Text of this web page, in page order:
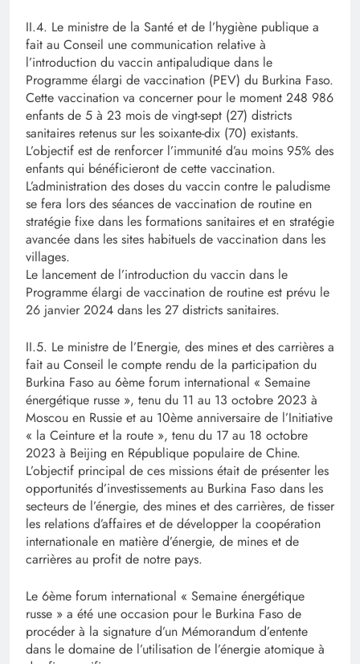
II.4. Le ministre de la Santé et de l’hygiène publique a
fait au Conseil une communication relative à
l’introduction du vaccin antipaludique dans le
Programme élargi de vaccination (PEV) du Burkina Faso.
Cette vaccination va concerner pour le moment 248 986
enfants de 5 à 23 mois de vingt-sept (27) districts
sanitaires retenus sur les soixante-dix (70) existants.
L’objectif est de renforcer l’immunité d’au moins 95% des
enfants qui bénéficieront de cette vaccination.
L’administration des doses du vaccin contre le paludisme
se fera lors des séances de vaccination de routine en
stratégie fixe dans les formations sanitaires et en stratégie
avancée dans les sites habituels de vaccination dans les
villages.
Le lancement de l’introduction du vaccin dans le
Programme élargi de vaccination de routine est prévu le
26 janvier 2024 dans les 27 districts sanitaires.
II.5. Le ministre de l’Energie, des mines et des carrières a
fait au Conseil le compte rendu de la participation du
Burkina Faso au 6ème forum international « Semaine
énergétique russe », tenu du 11 au 13 octobre 2023 à
Moscou en Russie et au 10ème anniversaire de l’Initiative
« la Ceinture et la route », tenu du 17 au 18 octobre
2023 à Beijing en République populaire de Chine.
L’objectif principal de ces missions était de présenter les
opportunités d’investissements au Burkina Faso dans les
secteurs de l’énergie, des mines et des carrières, de tisser
les relations d’affaires et de développer la coopération
internationale en matière d’énergie, de mines et de
carrières au profit de notre pays.
Le 6ème forum international « Semaine énergétique
russe » a été une occasion pour le Burkina Faso de
procéder à la signature d’un Mémorandum d’entente
dans le domaine de l’utilisation de l’énergie atomique à